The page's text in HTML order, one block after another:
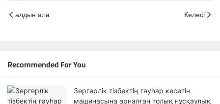
алдын ала Келесі
Recommended For You
Зергерлік тізбектің гауһар кесетін
машинасына арналған толық нұсқаулық